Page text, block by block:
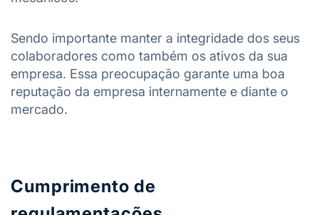
Sendo importante manter a integridade dos seus
colaboradores como também os ativos da sua
empresa. Essa preocupação garante uma boa
reputação da empresa internamente e diante o
mercado.
Cumprimento de